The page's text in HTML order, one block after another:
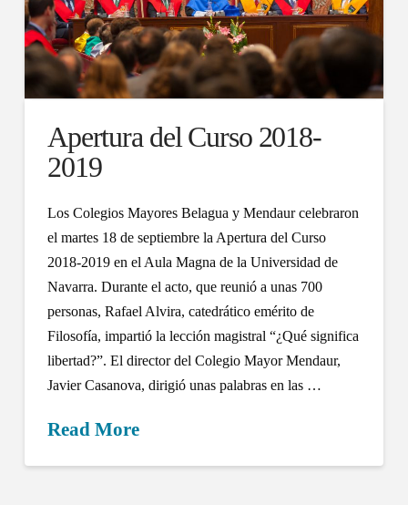
Apertura del Curso 2018-
2019
Los Colegios Mayores Belagua y Mendaur celebraron
el martes 18 de septiembre la Apertura del Curso
2018-2019 en el Aula Magna de la Universidad de
Navarra. Durante el acto, que reunió a unas 700
personas, Rafael Alvira, catedrático emérito de
Filosofía, impartió la lección magistral “¿Qué significa
libertad?”. El director del Colegio Mayor Mendaur,
Javier Casanova, dirigió unas palabras en las …
Read More